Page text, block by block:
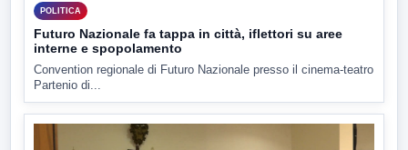
POLITICA
Futuro Nazionale fa tappa in città, iflettori su aree
interne e spopolamento
Convention regionale di Futuro Nazionale presso il cinema-teatro
Partenio di...